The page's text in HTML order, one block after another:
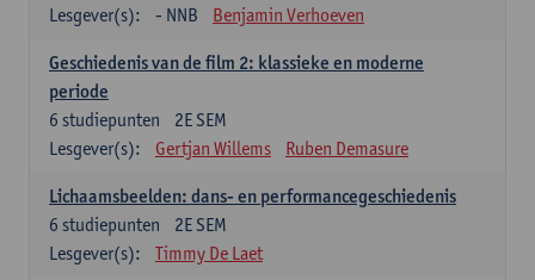
Lesgever(s):
- NNB Benjamin Verhoeven
Geschiedenis van de film 2: klassieke en moderne
periode
2E SEM
6 studiepunten
Lesgever(s):
Gertjan Willems Ruben Demasure
Lichaamsbeelden: dans- en performancegeschiedenis
2E SEM
6 studiepunten
Lesgever(s):
Timmy De Laet